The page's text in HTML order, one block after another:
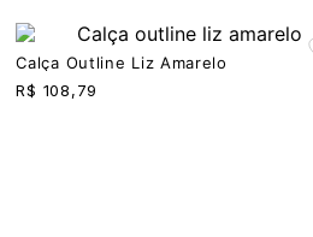
Calça Outline Liz Amarelo
R$ 108,79